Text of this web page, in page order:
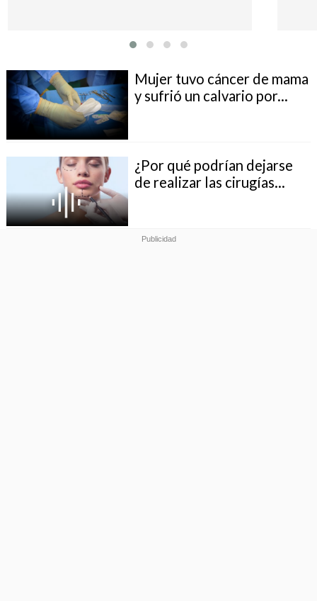
Mujer tuvo cáncer de mama
y sufrió un calvario por...
¿Por qué podrían dejarse
de realizar las cirugías...